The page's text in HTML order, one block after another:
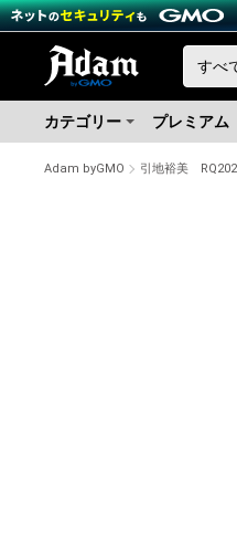
カテゴリー プレミアム
Adam byGMO 引地裕美